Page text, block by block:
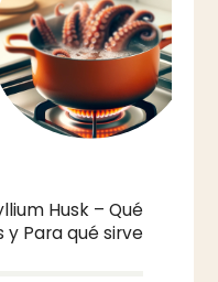
Husk – Qué
y Para qué sirve